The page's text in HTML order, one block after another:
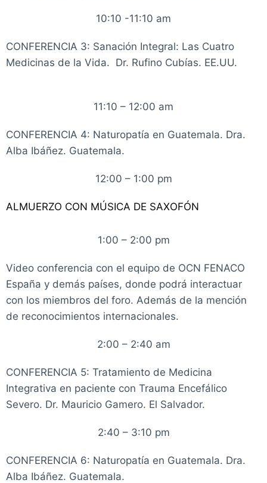
10:10 -11:10 am
CONFERENCIA 3: Sanación Integral: Las Cuatro
Medicinas de la Vida. Dr. Rufino Cubías. EE.UU.
11:10 – 12:00 am
CONFERENCIA 4: Naturopatía en Guatemala. Dra.
Alba Ibáñez. Guatemala.
12:00 – 1:00 pm
ALMUERZO CON MÚSICA DE SAXOFÓN
1:00 – 2:00 pm
Video conferencia con el equipo de OCN FENACO
España y demás países, donde podrá interactuar
con los miembros del foro. Además de la mención
de reconocimientos internacionales.
2:00 – 2:40 am
CONFERENCIA 5: Tratamiento de Medicina
Integrativa en paciente con Trauma Encefálico
Severo. Dr. Mauricio Gamero. El Salvador.
2:40 – 3:10 pm
CONFERENCIA 6: Naturopatía en Guatemala. Dra.
Alba Ibáñez. Guatemala.